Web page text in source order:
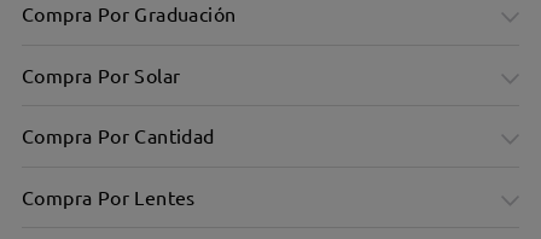
Compra Por Graduación
Compra Por Solar
Compra Por Cantidad
Compra Por Lentes